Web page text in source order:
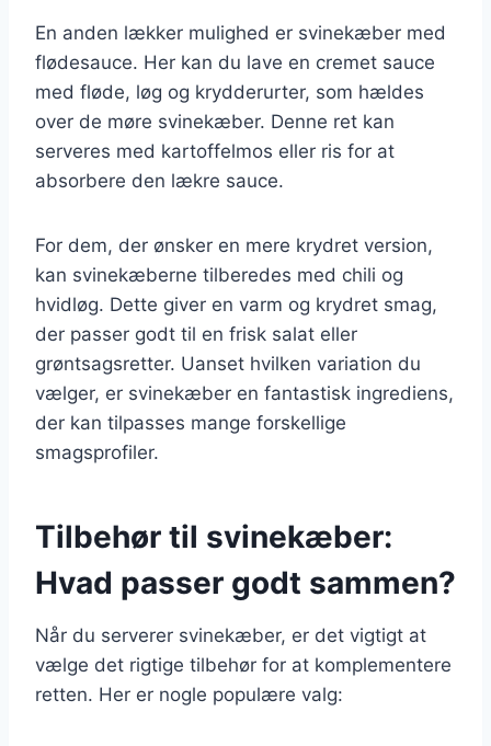
En anden lækker mulighed er svinekæber med
flødesauce. Her kan du lave en cremet sauce
med fløde, løg og krydderurter, som hældes
over de møre svinekæber. Denne ret kan
serveres med kartoffelmos eller ris for at
absorbere den lækre sauce.
For dem, der ønsker en mere krydret version,
kan svinekæberne tilberedes med chili og
hvidløg. Dette giver en varm og krydret smag,
der passer godt til en frisk salat eller
grøntsagsretter. Uanset hvilken variation du
vælger, er svinekæber en fantastisk ingrediens,
der kan tilpasses mange forskellige
smagsprofiler.
Tilbehør til svinekæber:
Hvad passer godt sammen?
Når du serverer svinekæber, er det vigtigt at
vælge det rigtige tilbehør for at komplementere
retten. Her er nogle populære valg: